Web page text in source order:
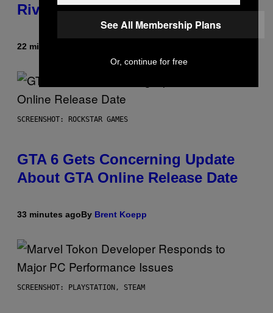
Rivals Character
22 minutes ago
SCREENSHOT: ROCKSTAR GAMES
GTA 6 Gets Concerning Update
About GTA Online Release Date
33 minutes agoBy Brent Koepp
SCREENSHOT: PLAYSTATION, STEAM
See All Membership Plans
Or, continue for free